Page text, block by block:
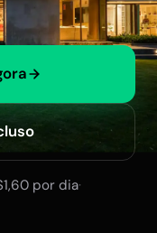
por dia·